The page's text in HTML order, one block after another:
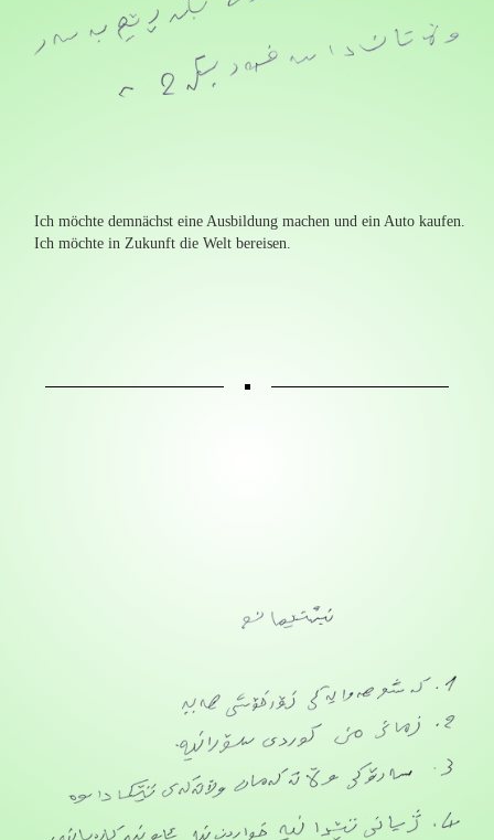
Ich möchte demnächst eine Ausbildung machen und ein Auto kaufen.
Ich möchte in Zukunft die Welt bereisen.